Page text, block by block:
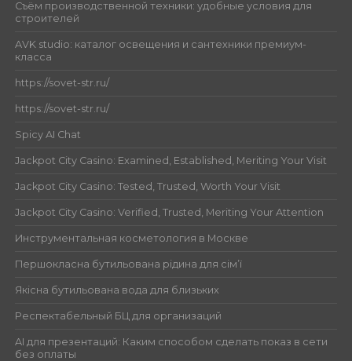
Съём производственной техники: удобные условия для
строителей
AVK studio: каталог освещения и сантехники премиум-
класса
https://sovet-str.ru/
https://sovet-str.ru/
Spicy AI Chat
Jackpot City Casino: Examined, Established, Meriting Your Visit
Jackpot City Casino: Tested, Trusted, Worth Your Visit
Jackpot City Casino: Verified, Trusted, Meriting Your Attention
Инструментальная косметология в Москве
Першокласна бутильована рідина для сім’ї
Якісна бутильована вода для близьких
Респектабельный БЦ для организаций
AI для презентаций: Каким способом сделать показ в сети
без оплаты